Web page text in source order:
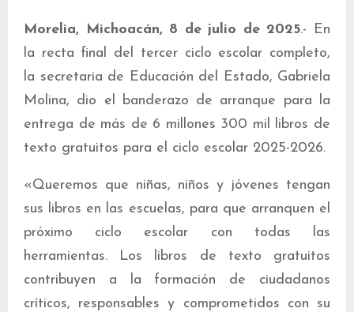
Morelia, Michoacán, 8 de julio de 2025.- En
la recta final del tercer ciclo escolar completo,
la secretaria de Educación del Estado, Gabriela
Molina, dio el banderazo de arranque para la
entrega de más de 6 millones 300 mil libros de
texto gratuitos para el ciclo escolar 2025-2026.
«Queremos que niñas, niños y jóvenes tengan
sus libros en las escuelas, para que arranquen el
próximo ciclo escolar con todas las
herramientas. Los libros de texto gratuitos
contribuyen a la formación de ciudadanos
críticos, responsables y comprometidos con su